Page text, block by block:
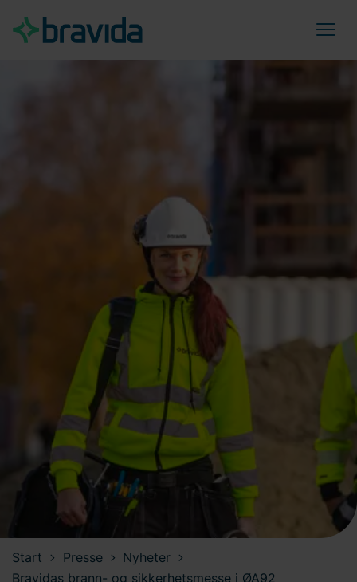
Start Presse
Nyheter
Bravidas brann- og sikkerhetsmesse i ØA92